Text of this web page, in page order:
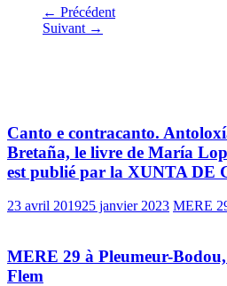
← Précédent
Suivant →
Canto e contracanto.
Bretaña, le livre de María
est publié par la XUNTA DE
23 avril 201925 janvier 2023 MERE
MERE 29 à Pleumeur-
Flem